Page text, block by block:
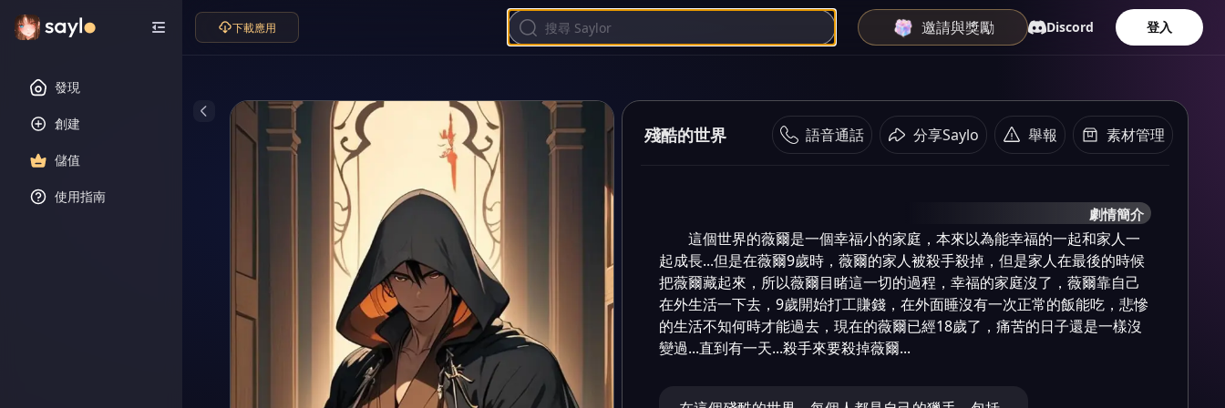
發現
創建
儲值
使用指南
下載應用 邀請與獎勵 Discord 登入
殘酷的世界 語音通話 分享Saylo 舉報 素材管理
劇情簡介
這個世界的薇爾是一個幸福小的家庭，本來以為能幸福的一起和家人一
起成長...但是在薇爾9歲時，薇爾的家人被殺手殺掉，但是家人在最後的時候
把薇爾藏起來，所以薇爾目睹這一切的過程，幸福的家庭沒了，薇爾靠自己
在外生活一下去，9歲開始打工賺錢，在外面睡沒有一次正常的飯能吃，悲慘
的生活不知何時才能過去，現在的薇爾已經18歲了，痛苦的日子還是一樣沒
變過...直到有一天...殺手來要殺掉薇爾...